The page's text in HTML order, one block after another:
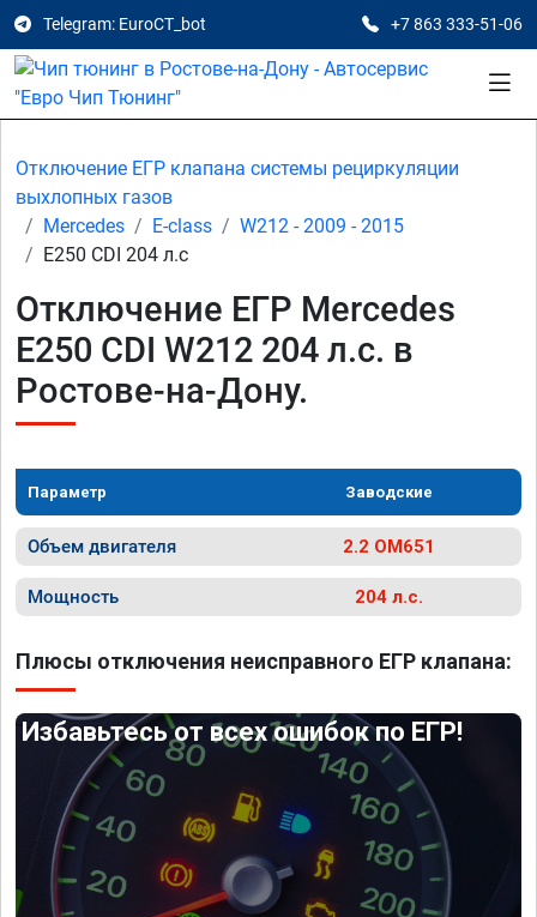
Telegram: EuroCT_bot +7 863 333-51-06
Отключение ЕГР клапана системы рециркуляции
выхлопных газов
Mercedes
E-class
W212 - 2009 - 2015
E250 CDI 204 л.с
Отключение ЕГР Mercedes
E250 CDI W212 204 л.с. в
Ростове-на-Дону.
Параметр Заводские
Объем двигателя 2.2 OM651
Мощность 204 л.с.
Плюсы отключения неисправного ЕГР клапана:
Избавьтесь от всех ошибок по ЕГР!